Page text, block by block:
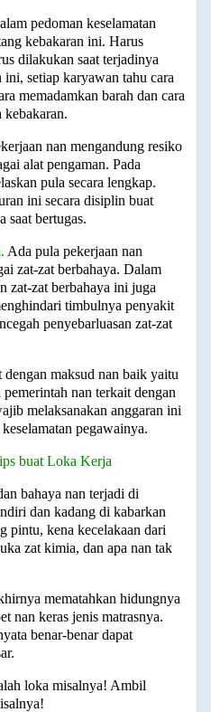
pedoman keselamatan
kebakaran ini. Harus
dilakukan saat terjadinya
setiap karyawan tahu cara
memadamkan barah dan cara
kebakaran.
nan mengandung resiko
alat pengaman. Pada
pula secara lengkap.
ini secara disiplin buat
saat bertugas.
Ada pula pekerjaan nan
zat-zat berbahaya. Dalam
zat-zat berbahaya ini juga
timbulnya penyakit
penyebarluasan zat-zat
dengan maksud nan baik yaitu
nan terkait dengan
melaksanakan anggaran ini
pegawainya.
buat Loka Kerja
bahaya nan terjadi di
dan kadang di kabarkan
pintu, kena kecelakaan dari
zat kimia, dan apa nan tak
mematahkan hidungnya
nan keras jenis matrasnya.
benar-benar dapat
loka misalnya! Ambil